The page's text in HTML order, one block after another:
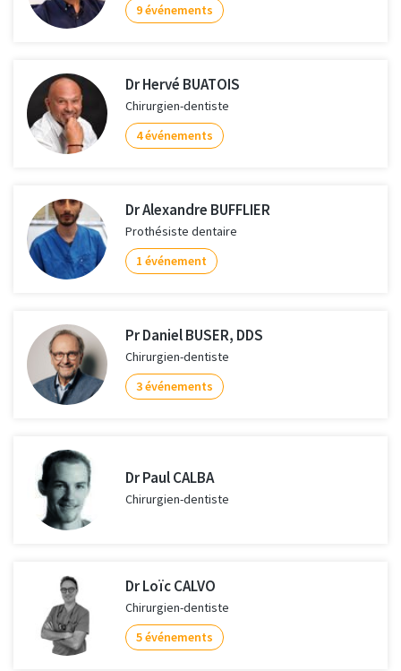
9 événements
Dr Hervé BUATOIS
Chirurgien-dentiste
4 événements
Dr Alexandre BUFFLIER
Prothésiste dentaire
1 événement
Pr Daniel BUSER, DDS
Chirurgien-dentiste
3 événements
Dr Paul CALBA
Chirurgien-dentiste
Dr Loïc CALVO
Chirurgien-dentiste
5 événements